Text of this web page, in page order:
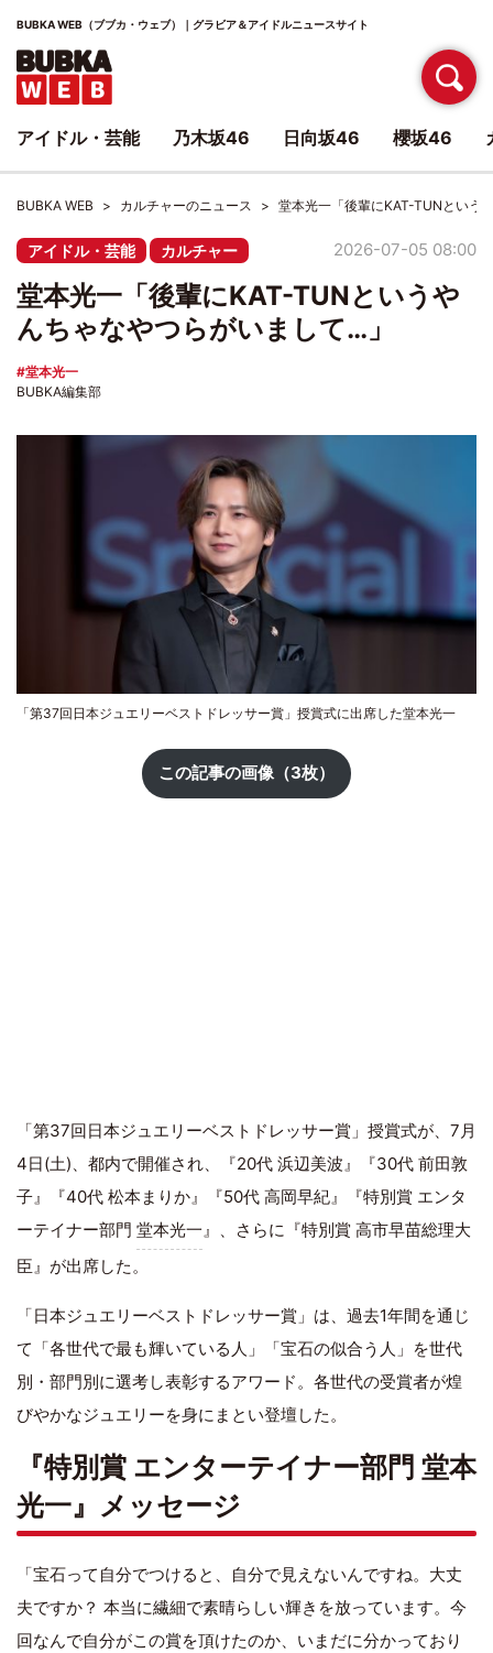
BUBKA WEB（ブブカ・ウェブ）｜グラビア＆アイドルニュースサイト
BUBKA WEB カルチャーのニュース 堂本光一「後輩にKAT-TUNという
アイドル・芸能 カルチャー 2026-07-05 08:00
堂本光一「後輩にKAT-TUNというや
んちゃなやつらがいまして…」
堂本光一
BUBKA編集部
「第37回日本ジュエリーベストドレッサー賞」授賞式に出席した堂本光一
この記事の画像（3枚）
「第37回日本ジュエリーベストドレッサー賞」授賞式が、7月
4日(土)、都内で開催され、『20代 浜辺美波』『30代 前田敦
子』『40代 松本まりか』『50代 高岡早紀』『特別賞 エンタ
ーテイナー部門 堂本光一』、さらに『特別賞 高市早苗総理大
臣』が出席した。
「日本ジュエリーベストドレッサー賞」は、過去1年間を通じ
て「各世代で最も輝いている人」「宝石の似合う人」を世代
別・部門別に選考し表彰するアワード。各世代の受賞者が煌
びやかなジュエリーを身にまとい登壇した。
『特別賞 エンターテイナー部門 堂本
光一』メッセージ
「宝石って自分でつけると、自分で見えないんですね。大丈
夫ですか？ 本当に繊細で素晴らしい輝きを放っています。今
回なんで自分がこの賞を頂けたのか、いまだに分かっており
アイドル・芸能 乃木坂46 日向坂46 櫻坂46